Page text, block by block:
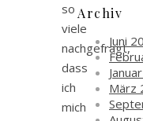
so
viele
nachgefragt,
dass
ich
mich
Archiv
Juni
März